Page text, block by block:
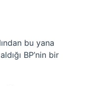
bu yana
BP’nin bir